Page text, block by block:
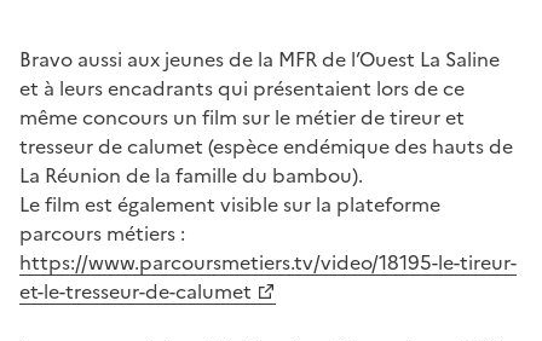
Bravo aussi aux jeunes de la MFR de l’Ouest La Saline
et à leurs encadrants qui présentaient lors de ce
même concours un film sur le métier de tireur et
tresseur de calumet (espèce endémique des hauts de
La Réunion de la famille du bambou).
Le film est également visible sur la plateforme
parcours métiers :
https://www.parcoursmetiers.tv/video/18195-le-tireur-
et-le-tresseur-de-calumet